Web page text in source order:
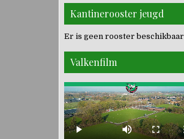
Kantinerooster jeugd
Er is geen rooster beschikbaar
Valkenfilm